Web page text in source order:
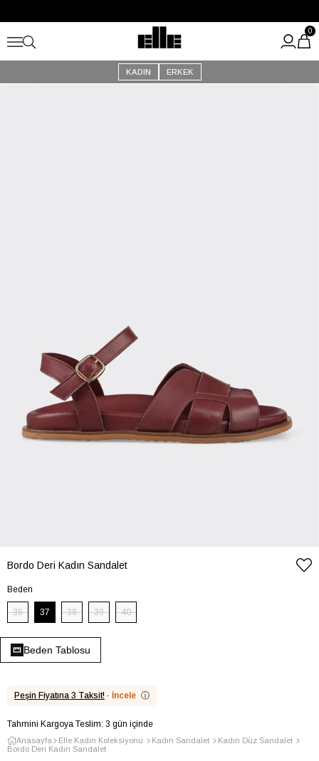
Kargo Ücretsiz!
KADIN ERKEK
0
Bordo Deri Kadın Sandalet
Beden
36 37 38 39 40
Beden Tablosu
Peşin Fiyatına 3 Taksit! · İncele ⓘ
Tahmini Kargoya Teslim: 3 gün içinde
Anasayfa Elle Kadın Koleksiyonu Kadın Sandalet
Kadın Düz Sandalet
Bordo Deri Kadın Sandalet